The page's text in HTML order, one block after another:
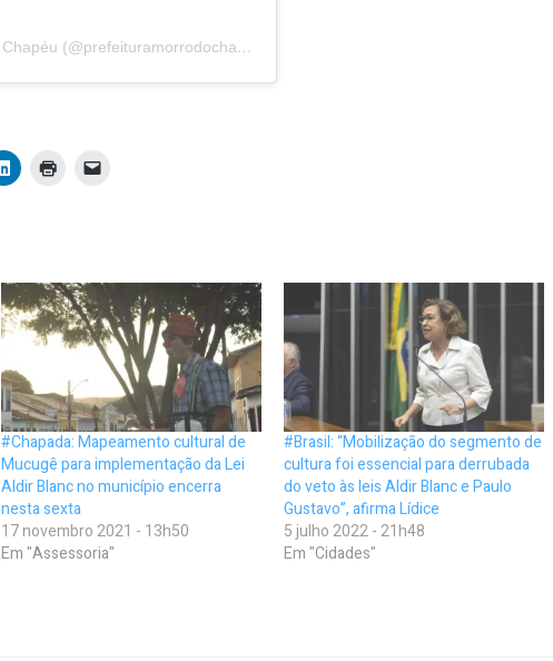
A post shared by Prefeitura Morro do Chapéu (@prefeituramorrodochapeu)
#Chapada: Mapeamento cultural de
Mucugê para implementação da Lei
Aldir Blanc no município encerra
nesta sexta
17 novembro 2021 - 13h50
Em "Assessoria"
#Brasil: “Mobilização do segmento de
cultura foi essencial para derrubada
do veto às leis Aldir Blanc e Paulo
Gustavo”, afirma Lídice
5 julho 2022 - 21h48
Em "Cidades"